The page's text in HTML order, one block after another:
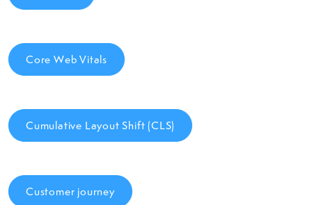
Core Web Vitals
Cumulative Layout Shift (CLS)
Customer journey